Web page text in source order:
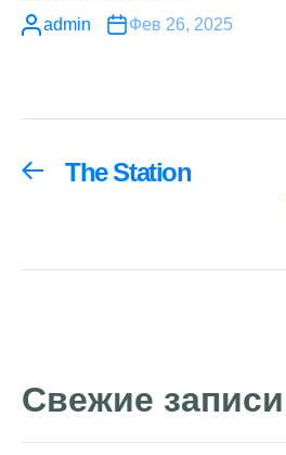
admin Фев 26, 2025
Навигация
Предыдущая
The Station
Свежие записи